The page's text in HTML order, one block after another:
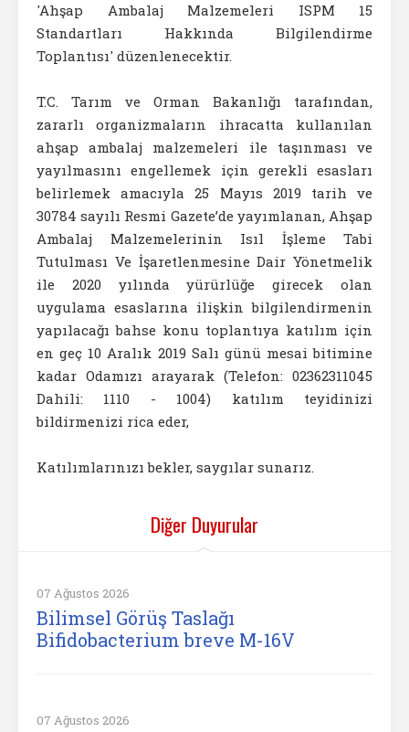
'Ahşap Ambalaj Malzemeleri ISPM 15
Standartları Hakkında Bilgilendirme
Toplantısı' düzenlenecektir.
T.C. Tarım ve Orman Bakanlığı tarafından,
zararlı organizmaların ihracatta kullanılan
ahşap ambalaj malzemeleri ile taşınması ve
yayılmasını engellemek için gerekli esasları
belirlemek amacıyla 25 Mayıs 2019 tarih ve
30784 sayılı Resmi Gazete’de yayımlanan, Ahşap
Ambalaj Malzemelerinin Isıl İşleme Tabi
Tutulması Ve İşaretlenmesine Dair Yönetmelik
ile 2020 yılında yürürlüğe girecek olan
uygulama esaslarına ilişkin bilgilendirmenin
yapılacağı bahse konu toplantıya katılım için
en geç 10 Aralık 2019 Salı günü mesai bitimine
kadar Odamızı arayarak (Telefon: 02362311045
Dahili: 1110 - 1004) katılım teyidinizi
bildirmenizi rica eder,
Katılımlarınızı bekler, saygılar sunarız.
Diğer Duyurular
07 Ağustos 2026
Bilimsel Görüş Taslağı
Bifidobacterium breve M-16V
07 Ağustos 2026